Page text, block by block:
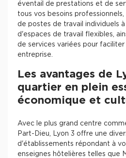
éventail de prestations et de
tous vos besoins
de postes de travail individuels
d'espaces de travail flexibles,
de services variées pour
entreprise.
Les avantages de
quartier en plein
économique et
Avec le plus grand centre
Part-Dieu, Lyon 3 offre une
d'établissements répondant à
enseignes hôtelières telles que